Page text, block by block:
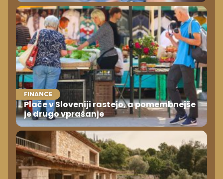
FINANCE
Plače v Sloveniji rastejo, a pomembnejše
je drugo vprašanje